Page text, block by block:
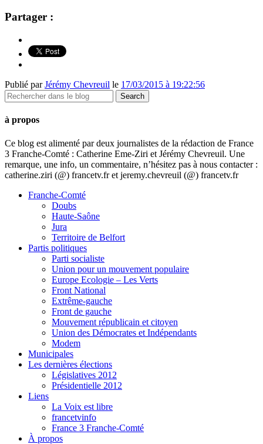
Partager :
Publié parJérémy Chevreuil le 17/03/2015 à 19:22:56
à propos
Ce blog est alimenté par deux journalistes de la rédaction de France
3 Franche-Comté : Catherine Eme-Ziri et Jérémy Chevreuil. Une
remarque, une info, un commentaire, n’hésitez pas à nous contacter :
catherine.ziri (@) francetv.fr et jeremy.chevreuil (@) francetv.fr
Franche-Comté
Doubs
Haute-Saône
Jura
Territoire de Belfort
Partis politiques
Parti socialiste
Union pour un mouvement populaire
Europe Ecologie – Les Verts
Front National
Extrême-gauche
Front de gauche
Mouvement républicain et citoyen
Union des Démocrates et Indépendants
Modem
Municipales
Les dernières élections
Législatives 2012
Présidentielle 2012
Liens
La Voix est libre
francetvinfo
France 3 Franche-Comté
À propos